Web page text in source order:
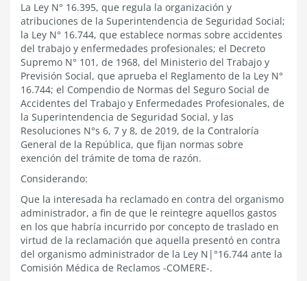
La Ley N° 16.395, que regula la organización y
atribuciones de la Superintendencia de Seguridad Social;
la Ley N° 16.744, que establece normas sobre accidentes
del trabajo y enfermedades profesionales; el Decreto
Supremo N° 101, de 1968, del Ministerio del Trabajo y
Previsión Social, que aprueba el Reglamento de la Ley N°
16.744; el Compendio de Normas del Seguro Social de
Accidentes del Trabajo y Enfermedades Profesionales, de
la Superintendencia de Seguridad Social, y las
Resoluciones N°s 6, 7 y 8, de 2019, de la Contraloría
General de la República, que fijan normas sobre
exención del trámite de toma de razón.
Considerando:
Que la interesada ha reclamado en contra del organismo
administrador, a fin de que le reintegre aquellos gastos
en los que habría incurrido por concepto de traslado en
virtud de la reclamación que aquella presentó en contra
del organismo administrador de la Ley N|°16.744 ante la
Comisión Médica de Reclamos -COMERE-.